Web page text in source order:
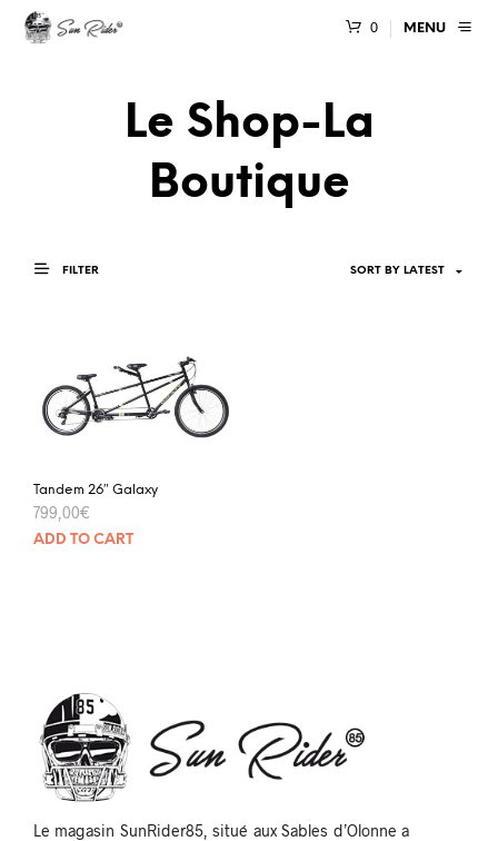
0 MENU
Le Shop-La
Boutique
FILTER
Tandem 26″ Galaxy
799,00€
ADD TO CART
Le magasin SunRider85, situé aux Sables d’Olonne a